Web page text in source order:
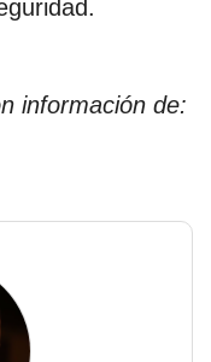
información de: